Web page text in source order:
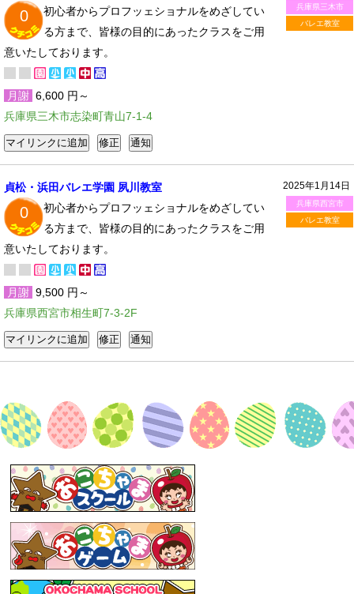
兵庫県三木市
バレエ教室
0
初心者からプロフッェショナルをめざしてい
る方まで、皆様の目的にあったクラスをご用
意いたしております。
月謝 6,600 円～
兵庫県三木市志染町青山7-1-4
2025年1月14日
兵庫県西宮市
バレエ教室
貞松・浜田バレエ学園 夙川教室
0
初心者からプロフッェショナルをめざしてい
る方まで、皆様の目的にあったクラスをご用
意いたしております。
月謝 9,500 円～
兵庫県西宮市相生町7-3-2F